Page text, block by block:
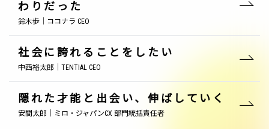
わりだった
鈴木歩｜ココナラ CEO
社会に誇れることをしたい
中西裕太郎｜TENTIAL CEO
隠れた才能と出会い、伸ばしていく
安間太郎｜ミロ・ジャパンCX 部門統括責任者